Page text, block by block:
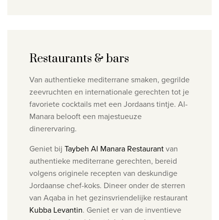
Restaurants & bars
Van authentieke mediterrane smaken, gegrilde
zeevruchten en internationale gerechten tot je
favoriete cocktails met een Jordaans tintje. Al-
Manara belooft een majestueuze
dinerervaring.
Geniet bij Taybeh Al Manara Restaurant
authentieke mediterrane gerechten, bereid
volgens originele recepten van deskundige
Jordaanse chef-koks. Dineer onder de sterren
van Aqaba in het gezinsvriendelijke restaurant
Kubba Levantin. Geniet er van de inventieve